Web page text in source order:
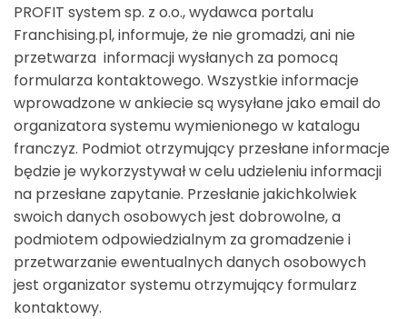
PROFIT system sp. z o.o., wydawca portalu
Franchising.pl, informuje, że nie gromadzi, ani nie
przetwarza informacji wysłanych za pomocą
formularza kontaktowego. Wszystkie informacje
wprowadzone w ankiecie są wysyłane jako email do
organizatora systemu wymienionego w katalogu
franczyz. Podmiot otrzymujący przesłane informacje
będzie je wykorzystywał w celu udzieleniu informacji
na przesłane zapytanie. Przesłanie jakichkolwiek
swoich danych osobowych jest dobrowolne, a
podmiotem odpowiedzialnym za gromadzenie i
przetwarzanie ewentualnych danych osobowych
jest organizator systemu otrzymujący formularz
kontaktowy.